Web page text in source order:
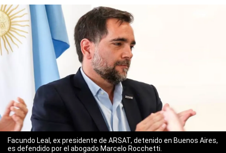
Facundo Leal, ex presidente de ARSAT, detenido en Buenos Aires,
es defendido por el abogado Marcelo Rocchetti.